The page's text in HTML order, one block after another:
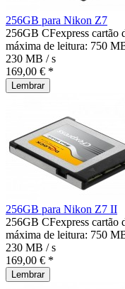
256GB para Nikon Z7
256GB CFexpress cartão
máxima de leitura: 750
230 MB / s
169,00 € *
Lembrar
256GB para Nikon Z7 II
256GB CFexpress
máxima de leitura: 750
230 MB / s
169,00 € *
Lembrar